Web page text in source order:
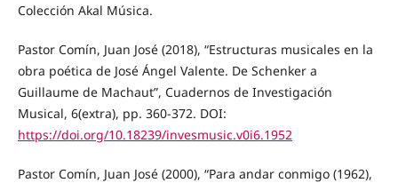
Colección Akal Música.
Pastor Comín, Juan José (2018), “Estructuras musicales en la
obra poética de José Ángel Valente. De Schenker a
Guillaume de Machaut”, Cuadernos de Investigación
Musical, 6(extra), pp. 360-372. DOI:
https://doi.org/10.18239/invesmusic.v0i6.1952
Pastor Comín, Juan José (2000), “Para andar conmigo (1962),